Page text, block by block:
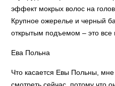
эффект мокрых волос на
Крупное ожерелье и черный
открытым подъемом – это все
Ева Польна
Что касается Евы Польны,